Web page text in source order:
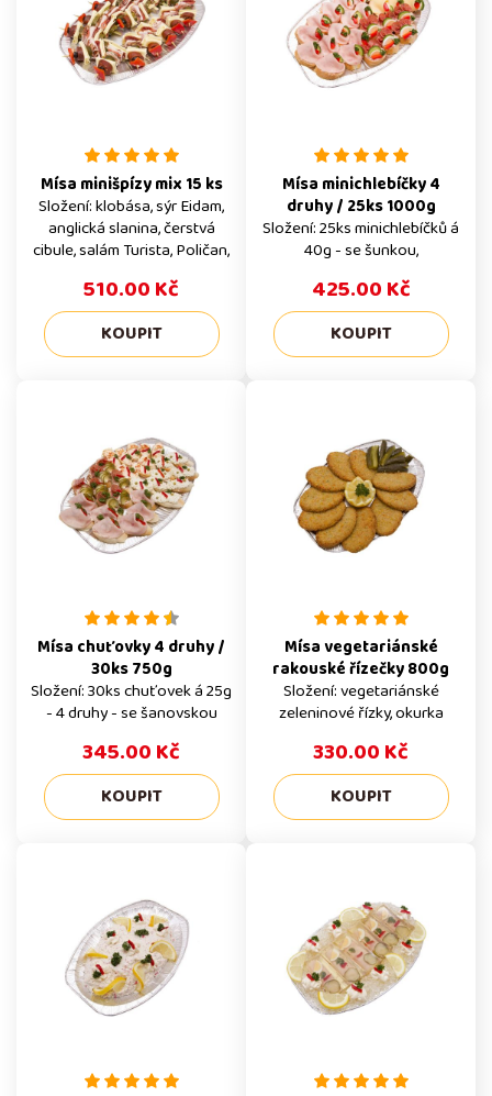
Mísa minišpízy mix 15 ks
Složení: klobása, sýr Eidam,
anglická slanina, čerstvá
cibule, salám Turista, Poličan,
okurka, čerstvá paprika, olivy
510.00 Kč
Mísa minichlebíčky 4
druhy / 25ks 1000g
Složení: 25ks minichlebíčků á
40g - se šunkou,
debrecínkou, sýrem a s
poličanem
425.00 Kč
Mísa chuťovky 4 druhy /
30ks 750g
Složení: 30ks chuťovek á 25g
- 4 druhy - se šanovskou
pomazánkou, s topinkovou
pomazánkou, s finskou
pomazánkou, s uherskou
pomazánkou
345.00 Kč
Mísa vegetariánské
rakouské řízečky 800g
Složení: vegetariánské
zeleninové řízky, okurka
sterilovaná, citrón
330.00 Kč